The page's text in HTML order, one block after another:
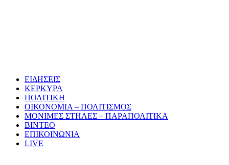
ΕΙΔΗΣΕΙΣ
ΚΕΡΚΥΡΑ
ΠΟΛΙΤΙΚΗ
ΟΙΚΟΝΟΜΙΑ – ΠΟΛΙΤΙΣΜΟΣ
ΜΟΝΙΜΕΣ ΣΤΗΛΕΣ – ΠΑΡΑΠΟΛΙΤΙΚΑ
ΒΙΝΤΕΟ
ΕΠΙΚΟΙΝΩΝΙΑ
LIVE